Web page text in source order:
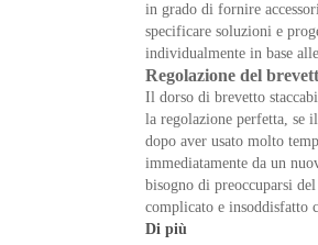
in grado di fornire
specificare soluzioni e
individualmente in base
Regolazione del
Il dorso di brevetto
la regolazione perfetta, se
dopo aver usato molto
immediatamente da un
bisogno di preoccuparsi
complicato e insoddisfatto
Di più